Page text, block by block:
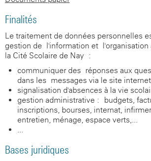
Finalités
Le traitement de données personnelles
gestion de l'information et l'organisation
la Cité Scolaire de Nay :
communiquer des réponses aux
dans les messages via le site
signalisation d'absences à la vie
gestion administrative : budgets,
inscriptions, bourses, internat,
entretien, ménage, espace verts,...
...
Bases juridiques